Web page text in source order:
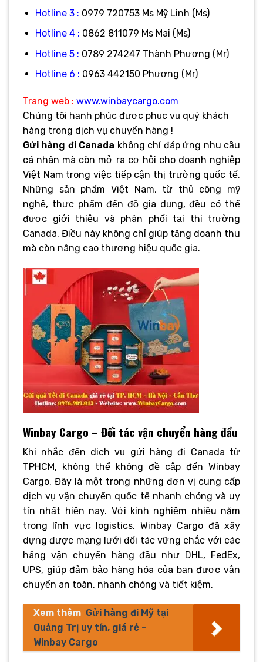
Hotline 3 : 0979 720753 Ms Mỹ Linh (Ms)
Hotline 4 : 0862 811079 Ms Mai (Ms)
Hotline 5 : 0789 274247 Thành Phương (Mr)
Hotline 6 : 0963 442150 Phương (Mr)
Trang web : www.winbaycargo.com
Chúng tôi hạnh phúc được phục vụ quý khách
hàng trong dịch vụ chuyển hàng !
Gửi hàng đi Canada không chỉ đáp ứng nhu cầu
cá nhân mà còn mở ra cơ hội cho doanh nghiệp
Việt Nam trong việc tiếp cận thị trường quốc tế.
Những sản phẩm Việt Nam, từ thủ công mỹ
nghệ, thực phẩm đến đồ gia dụng, đều có thể
được giới thiệu và phân phối tại thị trường
Canada. Điều này không chỉ giúp tăng doanh thu
mà còn nâng cao thương hiệu quốc gia.
Winbay Cargo – Đối tác vận chuyển hàng đầu
Khi nhắc đến dịch vụ gửi hàng đi Canada từ
TPHCM, không thể không đề cập đến Winbay
Cargo. Đây là một trong những đơn vị cung cấp
dịch vụ vận chuyển quốc tế nhanh chóng và uy
tín nhất hiện nay. Với kinh nghiệm nhiều năm
trong lĩnh vực logistics, Winbay Cargo đã xây
dựng được mạng lưới đối tác vững chắc với các
hãng vận chuyển hàng đầu như DHL, FedEx,
UPS, giúp đảm bảo hàng hóa của bạn được vận
chuyển an toàn, nhanh chóng và tiết kiệm.
Xem thêm Gửi hàng đi Mỹ tại
Quảng Trị uy tín, giá rẻ -
Winbay Cargo